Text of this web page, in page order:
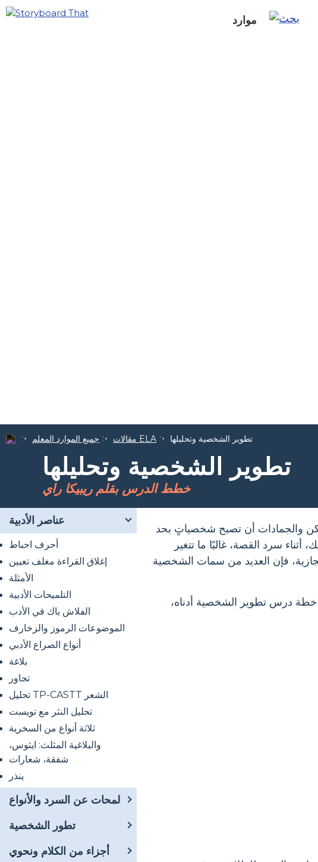
موارد
جميع الموارد المعلم مقالات ELA تطوير الشخصية وتحليلها
تطوير الشخصية وتحليلها
خطط الدرس بقلم ريبيكا راي
عناصر الأدبية
أحرف احباط
إغلاق القراءة مغلف تعيين
الأمثلة
التلميحات الأدبية
الفلاش باك في الأدب
الموضوعات الرموز والزخارف
أنواع الصراع الأدبي
بلاغة
تجاور
تحليل TP-CASTT الشعر
تحليل النثر مع تويست
ثلاثة أنواع من السخرية
والبلاغية المثلث: ايثوس،
شفقة، شعارات
ينذر
لمحات عن السرد والأنواع
تطور الشخصية
أجزاء من الكلام ونحوي
والجمادات أن تصبح شخصياتٍ بحد
سرد القصة، غالبًا ما تتغير
فإن العديد من سمات الشخصية
خطة درس تطوير الشخصية أدناه،